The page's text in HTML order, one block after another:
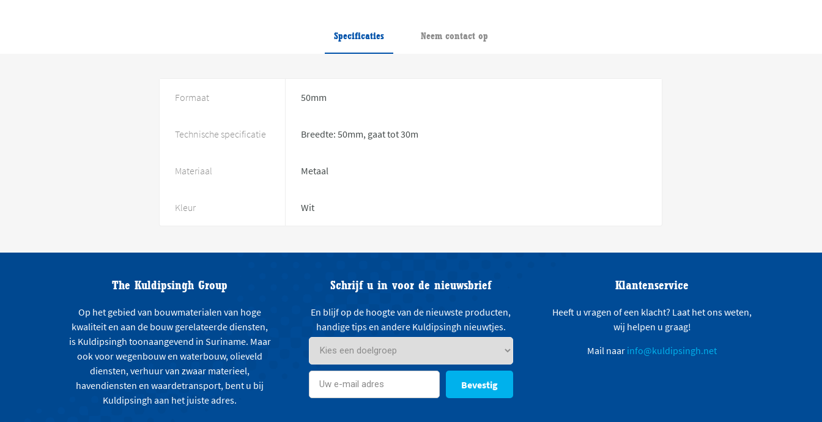
Specificaties Neem contact op
Formaat 50mm
Technische specificatie Breedte: 50mm, gaat tot 30m
Materiaal Metaal
Kleur Wit
The Kuldipsingh Group
Op het gebied van bouwmaterialen van hoge
kwaliteit en aan de bouw gerelateerde diensten,
is Kuldipsingh toonaangevend in Suriname. Maar
ook voor wegenbouw en waterbouw, olieveld
diensten, verhuur van zwaar materieel,
havendiensten en waardetransport, bent u bij
Kuldipsingh aan het juiste adres.
Schrijf u in voor de nieuwsbrief
En blijf op de hoogte van de nieuwste producten,
handige tips en andere Kuldipsingh nieuwtjes.
Bevestig
Klantenservice
Heeft u vragen of een klacht? Laat het ons weten,
wij helpen u graag!
Mail naar info@kuldipsingh.net